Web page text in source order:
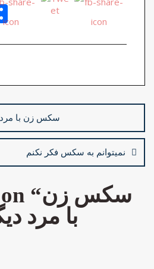
S
h
ar
2سکس زن با
نمیتوانم به سکس فکر نکنم
“سکس زن
با مرد